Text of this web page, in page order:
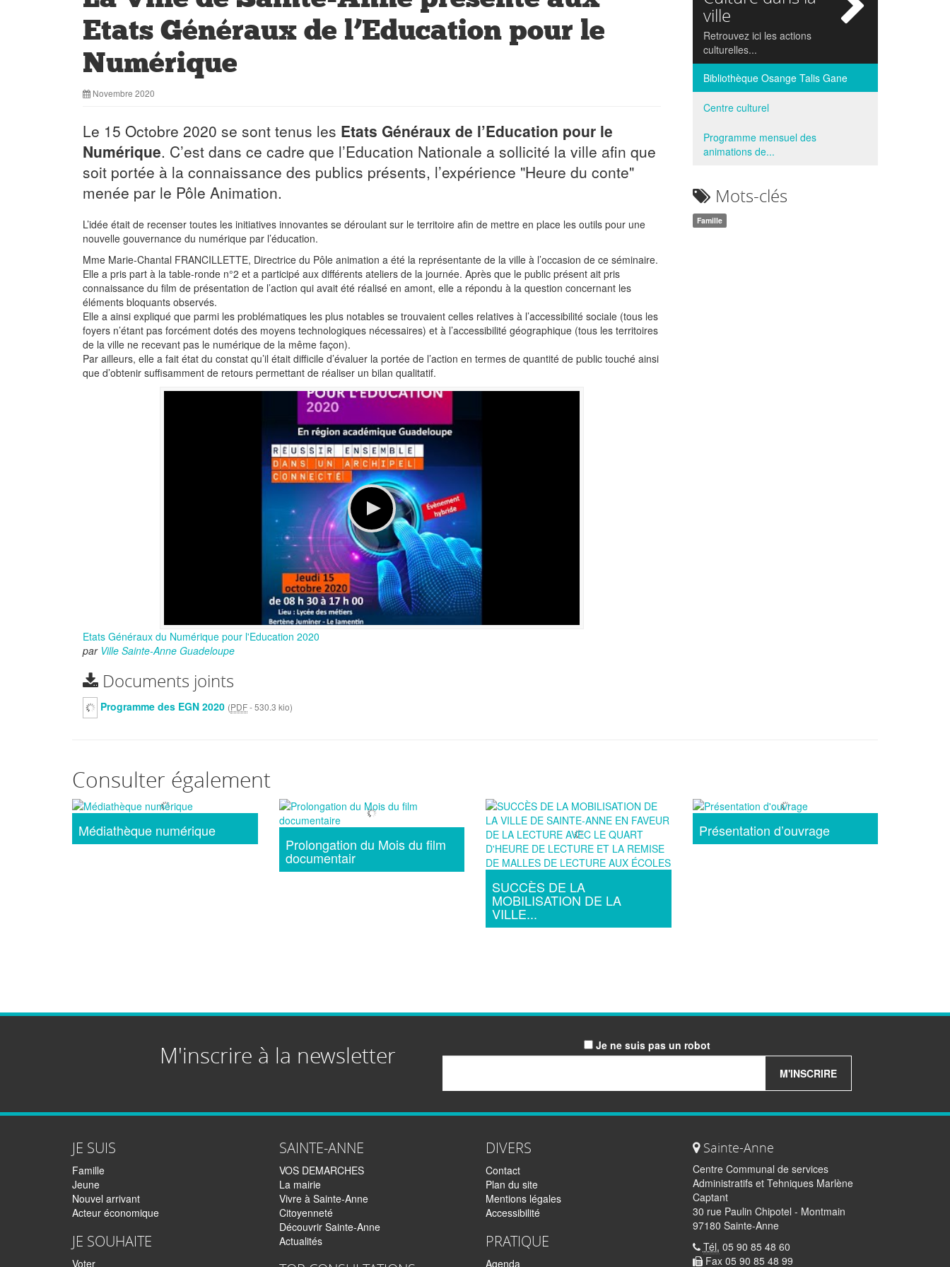
Etats Généraux de l’Education pour le
Numérique
Novembre 2020
Le 15 Octobre 2020 se sont tenus les Etats Généraux de l’Education pour le
Numérique. C’est dans ce cadre que l’Education Nationale a sollicité la ville afin que
soit portée à la connaissance des publics présents, l’expérience "Heure du conte"
menée par le Pôle Animation.
L’idée était de recenser toutes les initiatives innovantes se déroulant sur le territoire afin de mettre en place les outils pour une
nouvelle gouvernance du numérique par l’éducation.
Mme Marie-Chantal FRANCILLETTE, Directrice du Pôle animation a été la représentante de la ville à l’occasion de ce séminaire.
Elle a pris part à la table-ronde n°2 et a participé aux différents ateliers de la journée. Après que le public présent ait pris
connaissance du film de présentation de l’action qui avait été réalisé en amont, elle a répondu à la question concernant les
éléments bloquants observés.
Elle a ainsi expliqué que parmi les problématiques les plus notables se trouvaient celles relatives à l’accessibilité sociale (tous les
foyers n’étant pas forcément dotés des moyens technologiques nécessaires) et à l’accessibilité géographique (tous les territoires
de la ville ne recevant pas le numérique de la même façon).
Par ailleurs, elle a fait état du constat qu’il était difficile d’évaluer la portée de l’action en termes de quantité de public touché ainsi
que d’obtenir suffisamment de retours permettant de réaliser un bilan qualitatif.
Etats Généraux du Numérique pour l'Education 2020
par Ville Sainte-Anne Guadeloupe
Documents joints
Programme des EGN 2020 (PDF-530.3 kio)
ville
Retrouvez ici les actions
culturelles...
Bibliothèque Osange Talis Gane
Centre culturel
Programme mensuel des
animations de...
Mots-clés
Famille
Consulter également
Médiathèque numérique
Prolongation du Mois du film
documentair
SUCCÈS DE LA
MOBILISATION DE LA
VILLE...
Présentation d’ouvrage
M'inscrire à la newsletter
Je ne suis pas un robot
M'INSCRIRE
JE SUIS
Famille
Jeune
Nouvel arrivant
Acteur économique
JE SOUHAITE
Voter
SAINTE-ANNE
VOS DEMARCHES
La mairie
Vivre à Sainte-Anne
Citoyenneté
Découvrir Sainte-Anne
Actualités
DIVERS
Contact
Plan du site
Mentions légales
Accessibilité
PRATIQUE
Agenda
Sainte-Anne
Centre Communal de services
Administratifs et Tehniques Marlène
Captant
30 rue Paulin Chipotel - Montmain
97180 Sainte-Anne
Tél. 05 90 85 48 60
Fax 05 90 85 48 99